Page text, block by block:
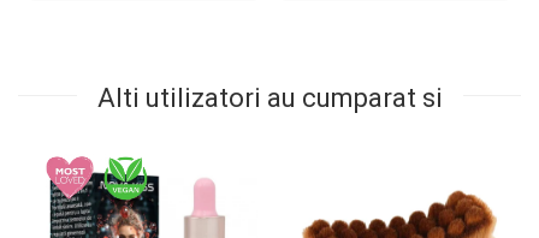
Alti utilizatori au cumparat si